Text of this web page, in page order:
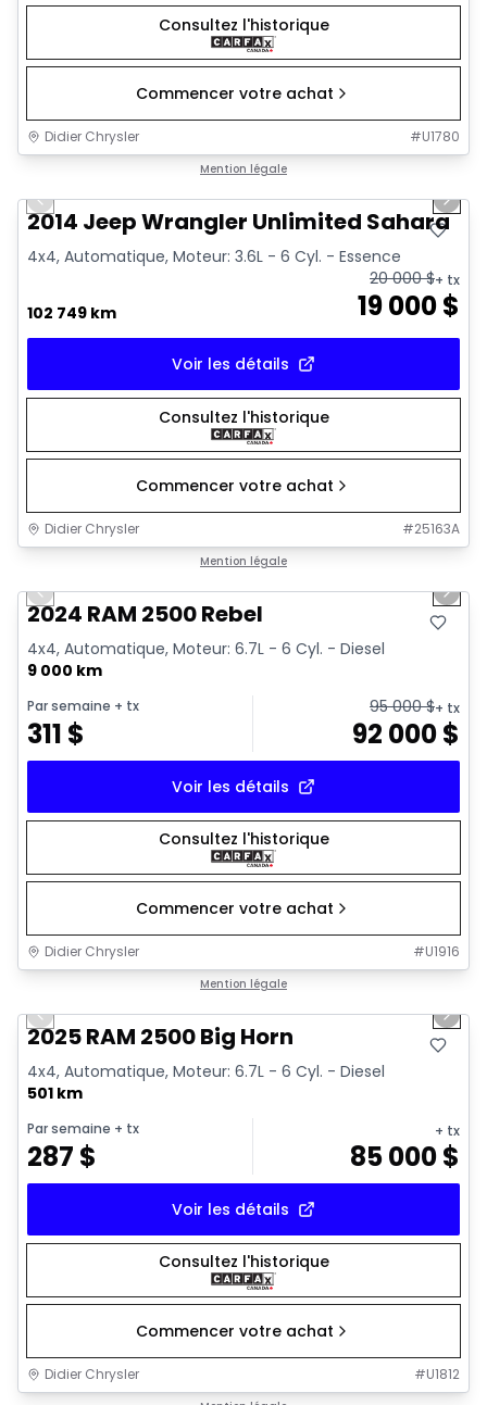
Consultez l'historique
Commencer votre achat
Didier Chrysler #U1780
Mention légale
Previous slide Next
2014 Jeep Wrangler Unlimited Sahara
4x4, Automatique, Moteur: 3.6L - 6 Cyl. - Essence
102 749 km 19 000$
20 000$+ tx
Voir les détails
Consultez l'historique
Commencer votre achat
Didier Chrysler #25163A
Mention légale
Previous slide Next
2024 RAM 2500 Rebel
4x4, Automatique, Moteur: 6.7L - 6 Cyl. - Diesel
9 000 km
Par semaine + tx
311 $
95 000$+ tx
92 000$
Voir les détails
Consultez l'historique
Commencer votre achat
Didier Chrysler #U1916
Mention légale
Previous slide Next
2025 RAM 2500 Big Horn
4x4, Automatique, Moteur: 6.7L - 6 Cyl. - Diesel
501 km
Par semaine + tx
287 $
+ tx
85 000$
Voir les détails
Consultez l'historique
Commencer votre achat
Didier Chrysler #U1812